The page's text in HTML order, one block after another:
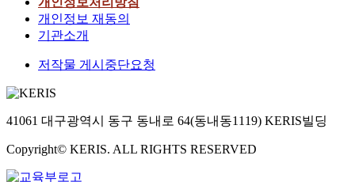
개인정보 재동의
기관소개
저작물 게시중단요청
41061 대구광역시 동구 동내로 64(동내동1119) KERIS빌딩
Copyright© KERIS. ALL RIGHTS RESERVED